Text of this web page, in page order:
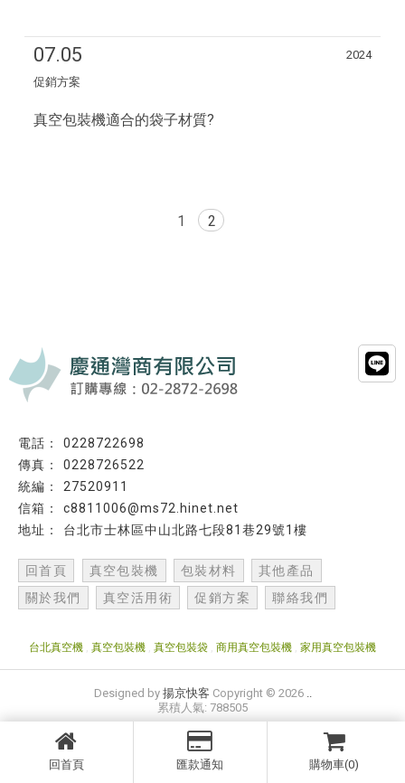
07.05
2024
促銷方案
真空包裝機適合的袋子材質?
1 2
回首頁 匯款通知 購物車(0)
0228722698
0228726522
27520911
c8811006@ms72.hinet.net
台北市士林區中山北路七段81巷29號1樓
回首頁 真空包裝機 包裝材料
其他產品
關於我們
真空活用術 促銷方案 聯絡我們
台北真空機 真空包裝機 真空包裝袋 商用真空包裝機 家用真空包裝機
Designed by 揚京快客 Copyright © 2026 ..
累積人氣: 788505